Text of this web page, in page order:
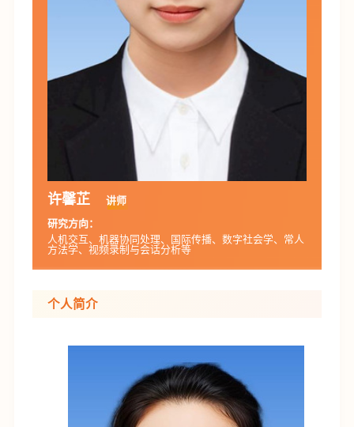
许馨芷 讲师
研究方向：
人机交互、机器协同处理、国际传播、数字社会学、常人
方法学、视频录制与会话分析等
个人简介